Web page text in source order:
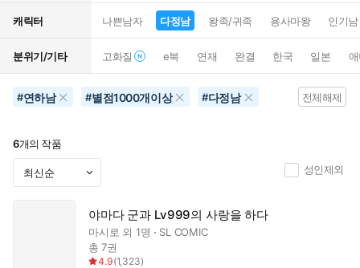
캐릭터 나쁜남자 다정남 왕족/귀족 용사마왕 인기남
분위기/기타 고화질 e북 연재 완결 한국 일본
#연하남 #별점1000개이상 #다정남 전체해제
6개의 작품
성인제외
야마다 군과 Lv999의 사랑을 하다
마시로 외 1명
SL COMIC
총 7권
4.9(1,323)